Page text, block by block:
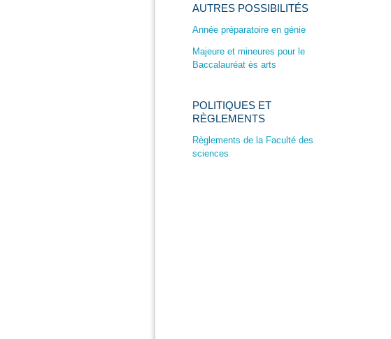
AUTRES POSSIBILITÉS
Année préparatoire en génie
Majeure et mineures pour le
Baccalauréat ès arts
POLITIQUES ET
RÈGLEMENTS
Règlements de la Faculté des
sciences